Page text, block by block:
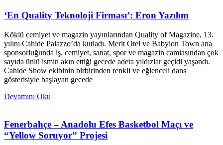
‘En Quality Teknoloji Firması’: Eron Yazılım
Köklü cemiyet ve magazin yayınlarından Quality of Magazine, 13.
yılını Cahide Palazzo’da kutladı. Merit Otel ve Babylon Town ana
sponsorluğunda iş, cemiyet, sanat, spor ve magazin camiasından çok
sayıda ünlü ismin akın ettiği gecede adeta yıldızlar geçidi yaşandı.
Cahide Show ekibinin birbirinden renkli ve eğlenceli dans
gösterisiyle başlayan gecede
Devamını Oku
Fenerbahçe – Anadolu Efes Basketbol Maçı ve
“Yellow Soruyor” Projesi